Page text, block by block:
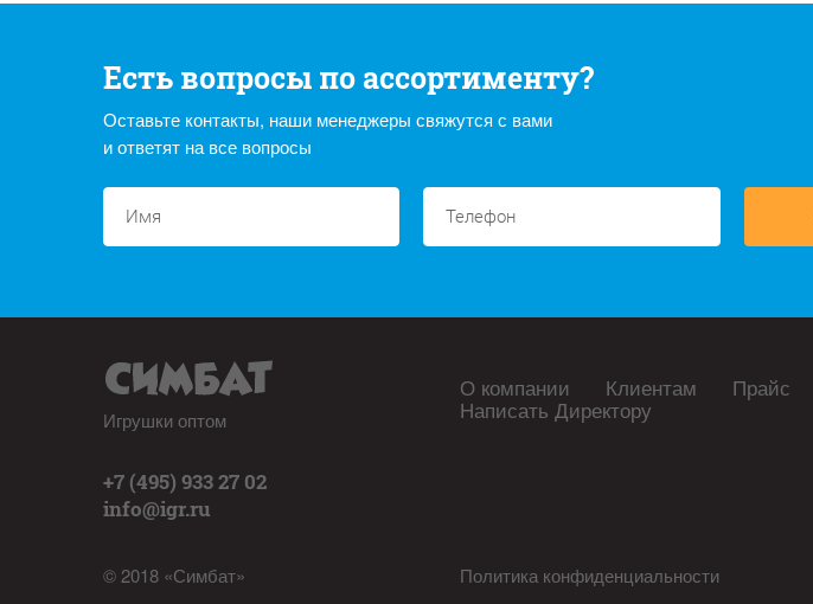
Есть вопросы по ассортименту?
Оставьте контакты, наши менеджеры свяжутся с вами
и ответят на все вопросы
Игрушки оптом
+7 (495) 933 27 02
info@igr.ru
© 2018 «Симбат»
О компании Клиентам Прайс
Написать Директору
Политика конфиденциальности